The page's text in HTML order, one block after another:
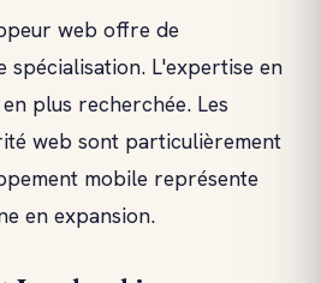
web offre de
spécialisation. L'expertise en
plus recherchée. Les
web sont particulièrement
mobile représente
en expansion.